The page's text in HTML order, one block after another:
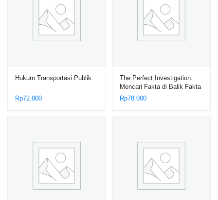
Hukum Transportasi Publik
Rp72.000
The Perfect Investigation:
Mencari Fakta di Balik Fakta
Rp78.000